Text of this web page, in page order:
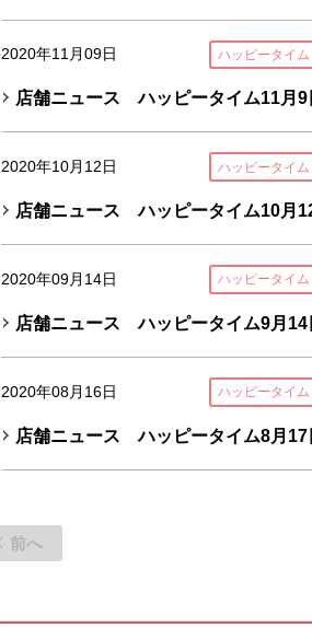
2020年11月09日 ハッピータイム
店舗ニュース ハッピータイム11月9
2020年10月12日 ハッピータイム
店舗ニュース ハッピータイム10月
2020年09月14日 ハッピータイム
店舗ニュース ハッピータイム9月14
2020年08月16日 ハッピータイム
店舗ニュース ハッピータイム8月17
前へ